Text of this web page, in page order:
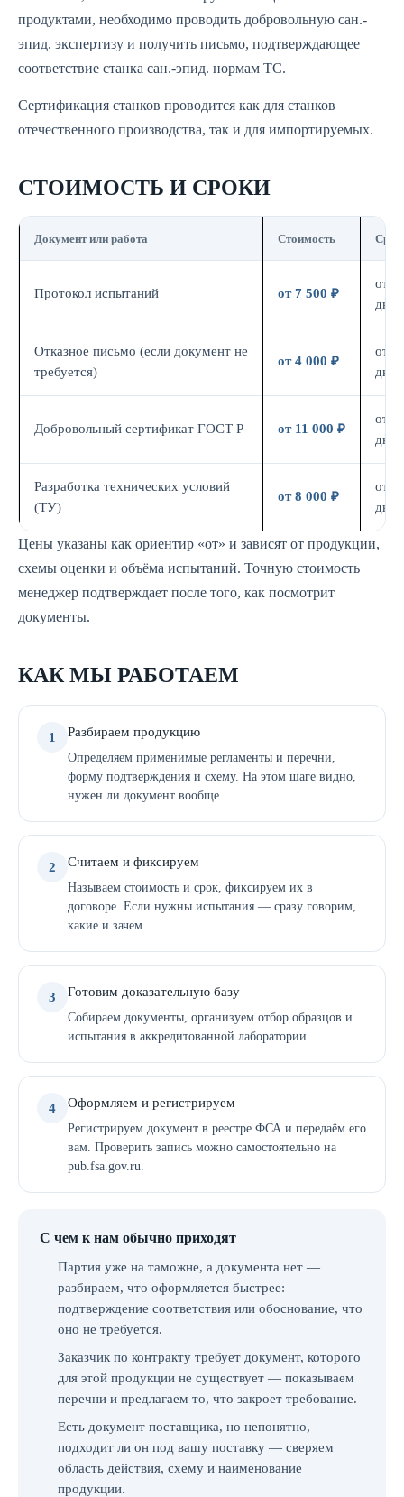
продуктами, необходимо проводить добровольную сан.-
эпид. экспертизу и получить письмо, подтверждающее
соответствие станка сан.-эпид. нормам ТС.
Сертификация станков проводится как для станков
отечественного производства, так и для импортируемых.
СТОИМОСТЬ И СРОКИ
Документ или работа Стоимость Срок
Протокол испытаний от 7 500 ₽
от 7
дн.
Отказное письмо (если документ не
требуется)
от 4 000 ₽
от 3
дн.
Добровольный сертификат ГОСТ Р от 11 000 ₽
от 7
дн.
Разработка технических условий
(ТУ)
от 8 000 ₽
от 5
дн.
Цены указаны как ориентир «от» и зависят от продукции,
схемы оценки и объёма испытаний. Точную стоимость
менеджер подтверждает после того, как посмотрит
документы.
КАК МЫ РАБОТАЕМ
1 Разбираем продукцию
Определяем применимые регламенты и перечни,
форму подтверждения и схему. На этом шаге видно,
нужен ли документ вообще.
2 Считаем и фиксируем
Называем стоимость и срок, фиксируем их в
договоре. Если нужны испытания — сразу говорим,
какие и зачем.
3 Готовим доказательную базу
Собираем документы, организуем отбор образцов и
испытания в аккредитованной лаборатории.
4 Оформляем и регистрируем
Регистрируем документ в реестре ФСА и передаём его
вам. Проверить запись можно самостоятельно на
pub.fsa.gov.ru.
С чем к нам обычно приходят
Партия уже на таможне, а документа нет —
разбираем, что оформляется быстрее:
подтверждение соответствия или обоснование, что
оно не требуется.
Заказчик по контракту требует документ, которого
для этой продукции не существует — показываем
перечни и предлагаем то, что закроет требование.
Есть документ поставщика, но непонятно,
подходит ли он под вашу поставку — сверяем
область действия, схему и наименование
продукции.